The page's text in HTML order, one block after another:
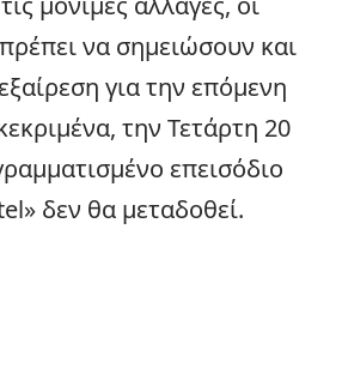
να σημειώσουν και
για την επόμενη
την Τετάρτη 20
επεισόδιο
δεν θα μεταδοθεί.